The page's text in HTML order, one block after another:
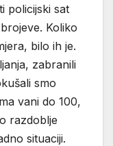
policijski sat
Koliko
bilo ih je.
zabranili
smo
vani do 100,
razdoblje
situaciji.